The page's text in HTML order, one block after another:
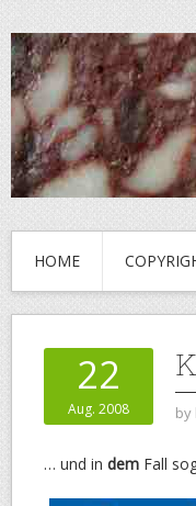
HOME
22
Aug. 2008 by
… und in dem Fall